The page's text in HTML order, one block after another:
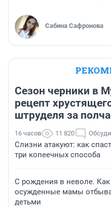
Сабина Сафронова
Сезон черники в
рецепт
штруделя за
16 часов 11 820
Слизни атакуют: как
три копеечных способа
С рождения в неволе.
осужденные мамы
детьми